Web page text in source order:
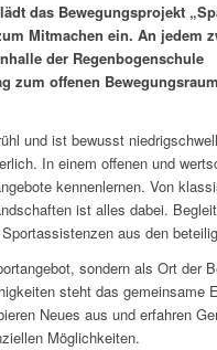
das Bewegungsprojekt
Mitmachen ein. An jedem
der Regenbogenschule
zum offenen
und ist bewusst
In einem offenen und
kennenlernen. Von
ist alles dabei.
aus den
sondern als Ort der
steht das gemeinsame
Neues aus und erfahren
Möglichkeiten.